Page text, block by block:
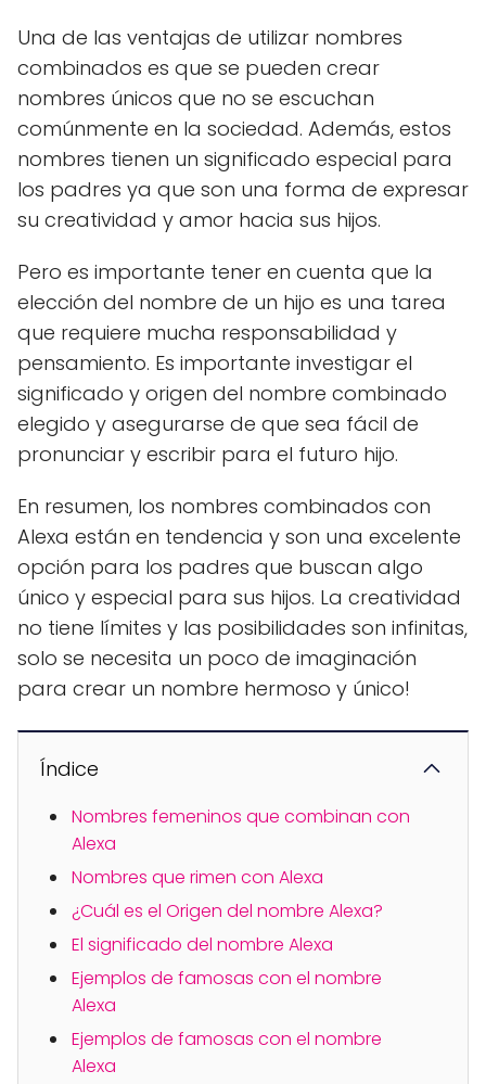
Una de las ventajas de utilizar nombres
combinados es que se pueden crear
nombres únicos que no se escuchan
comúnmente en la sociedad. Además, estos
nombres tienen un significado especial para
los padres ya que son una forma de expresar
su creatividad y amor hacia sus hijos.
Pero es importante tener en cuenta que la
elección del nombre de un hijo es una tarea
que requiere mucha responsabilidad y
pensamiento. Es importante investigar el
significado y origen del nombre combinado
elegido y asegurarse de que sea fácil de
pronunciar y escribir para el futuro hijo.
En resumen, los nombres combinados con
Alexa están en tendencia y son una excelente
opción para los padres que buscan algo
único y especial para sus hijos. La creatividad
no tiene límites y las posibilidades son infinitas,
solo se necesita un poco de imaginación
para crear un nombre hermoso y único!
Índice
Nombres femeninos que combinan con
Alexa
Nombres que rimen con Alexa
¿Cuál es el Origen del nombre Alexa?
El significado del nombre Alexa
Ejemplos de famosas con el nombre
Alexa
Ejemplos de famosas con el nombre
Alexa